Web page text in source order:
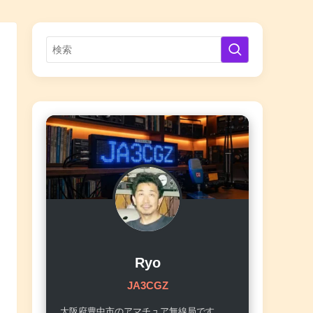
Ryo
JA3CGZ